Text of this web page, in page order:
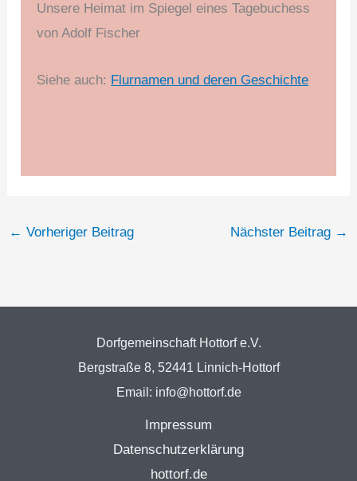
Unsere Heimat im Spiegel eines Tagebuchess
von Adolf Fischer
Siehe auch: Flurnamen und deren Geschichte
← Vorheriger Beitrag Nächster Beitrag →
Dorfgemeinschaft Hottorf e.V.
Bergstraße 8, 52441 Linnich-Hottorf
Email: info@hottorf.de
Impressum
Datenschutzerklärung
hottorf.de